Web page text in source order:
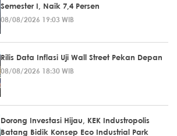
Semester I, Naik 7,4 Persen
08/08/2026 19:03 WIB
Rilis Data Inflasi Uji Wall Street Pekan Depan
08/08/2026 18:30 WIB
Dorong Investasi Hijau, KEK Industropolis
Batang Bidik Konsep Eco Industrial Park